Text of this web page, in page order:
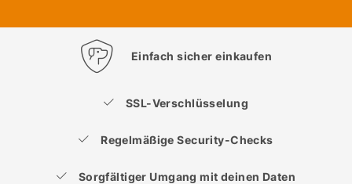
Einfach sicher einkaufen
SSL-Verschlüsselung
Regelmäßige Security-Checks
Sorgfältiger Umgang mit deinen Daten